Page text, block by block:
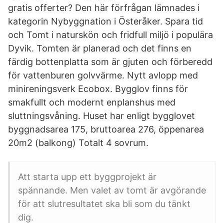
gratis offerter? Den här förfrågan lämnades i
kategorin Nybyggnation i Österåker. Spara tid
och Tomt i naturskön och fridfull miljö i populära
Dyvik. Tomten är planerad och det finns en
färdig bottenplatta som är gjuten och förberedd
för vattenburen golvvärme. Nytt avlopp med
minireningsverk Ecobox. Bygglov finns för
smakfullt och modernt enplanshus med
sluttningsvåning. Huset har enligt bygglovet
byggnadsarea 175, bruttoarea 276, öppenarea
20m2 (balkong) Totalt 4 sovrum.
Att starta upp ett byggprojekt är
spännande. Men valet av tomt är avgörande
för att slutresultatet ska bli som du tänkt
dig.